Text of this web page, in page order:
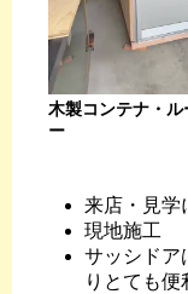
木製コンテナ・ル
ー
来店・見学
現地施工
サッシドア
りとても便